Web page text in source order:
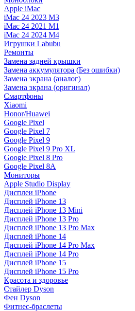
Apple iMac
iMac 24 2023 M3
iMac 24 2021 M1
iMac 24 2024 M4
Игрушки Labubu
Ремонты
Замена задней крышки
Замена аккумулятора (Без ошибки)
Замена экрана (аналог)
Замена экрана (оригинал)
Смартфоны
Xiaomi
Honor/Huawei
Google Pixel
Google Pixel 7
Google Pixel 9
Google Pixel 9 Pro XL
Google Pixel 8 Pro
Google Pixel 8A
Мониторы
Apple Studio Display
Дисплеи iPhone
Дисплей iPhone 13
Дисплей iPhone 13 Mini
Дисплей iPhone 13 Pro
Дисплей iPhone 13 Pro Max
Дисплей iPhone 14
Дисплей iPhone 14 Pro Max
Дисплей iPhone 14 Pro
Дисплей iPhone 15
Дисплей iPhone 15 Pro
Красота и здоровье
Стайлер Dyson
Фен Dyson
Фитнес-браслеты